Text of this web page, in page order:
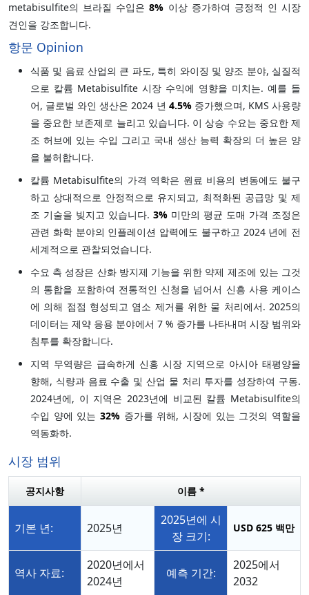
metabisulfite의 브라질 수입은8% 이상 증가하여 긍정적 인 시장
견인을 강조합니다.
항문 Opinion
식품 및 음료 산업의 큰 파도, 특히 와이징 및 양조 분야, 실질적
으로 칼륨 Metabisulfite 시장 수익에 영향을 미치는. 예를 들
어, 글로벌 와인 생산은 2024 년 4.5%증가했으며, KMS 사용량
을 중요한 보존제로 늘리고 있습니다. 이 상승 수요는 중요한 제
조 허브에 있는 수입 그리고 국내 생산 능력 확장의 더 높은 양
을 불허합니다.
칼륨 Metabisulfite의 가격 역학은 원료 비용의 변동에도 불구
하고 상대적으로 안정적으로 유지되고, 최적화된 공급망 및 제
조 기술을 빚지고 있습니다. 3% 미만의 평균 도매 가격 조정은
관련 화학 분야의 인플레이션 압력에도 불구하고 2024 년에 전
세계적으로 관찰되었습니다.
수요 측 성장은 산화 방지제 기능을 위한 약제 제조에 있는 그것
의 통합을 포함하여 전통적인 신청을 넘어서 신흥 사용 케이스
에 의해 점점 형성되고 염소 제거를 위한 물 처리에서. 2025의
데이터는 제약 응용 분야에서 7 % 증가를 나타내며 시장 범위와
침투를 확장합니다.
지역 무역량은 급속하게 신흥 시장 지역으로 아시아 태평양을
향해, 식량과 음료 수출 및 산업 물 처리 투자를 성장하여 구동.
2024년에, 이 지역은 2023년에 비교된 칼륨 Metabisulfite의
수입 양에 있는 32% 증가를 위해, 시장에 있는 그것의 역할을
역동화하.
시장 범위
공지사항 이름 *
기본 년: 2025년
2025년에 시
장 크기:
USD 625 백만
역사 자료:
2020년에서
2024년
예측 기간:
2025에서
2032